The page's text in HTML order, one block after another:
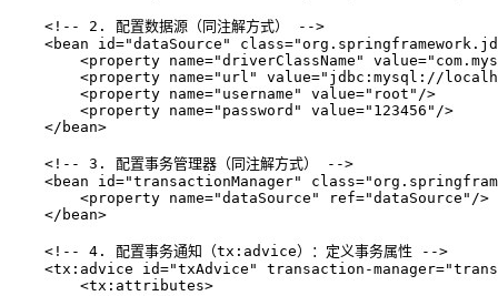
<!-- 2. 配置数据源（同注解方式） -->
<bean id="dataSource" class=
<property name="driverClassName" value=
<property name="url" value="jdbc:mysql://
<property name="username" value="root" />
<property name="password" value="123456" />
</ bean>
<!-- 3. 配置事务管理器（同注解方式） -->
<bean id="transactionManager" class=
<property name="dataSource" ref="dataSource" />
</ bean>
<!-- 4. 配置事务通知（tx:advice）：定义事务属性 -->
<tx:advice id="txAdvice" transaction-manager=
<tx:attributes>